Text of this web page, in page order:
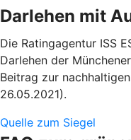
Darlehen mit
Die Ratingagentur ISS
Darlehen der
Beitrag zur
26.05.2021).
Quelle zum Siegel